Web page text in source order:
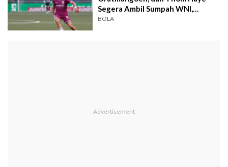
Segera Ambil Sumpah WNI,
Ketahui Tanggalnya
BOLA